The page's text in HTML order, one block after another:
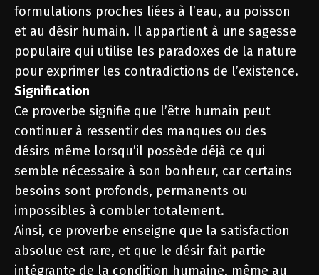
formulations proches liées à l’eau, au poisson
et au désir humain. Il appartient à une sagesse
populaire qui utilise les paradoxes de la nature
pour exprimer les contradictions de l’existence.
Signification
Ce proverbe signifie que l’être humain peut
continuer à ressentir des manques ou des
désirs même lorsqu’il possède déjà ce qui
semble nécessaire à son bonheur, car certains
besoins sont profonds, permanents ou
impossibles à combler totalement.
Ainsi, ce proverbe enseigne que la satisfaction
absolue est rare, et que le désir fait partie
intégrante de la condition humaine, même au